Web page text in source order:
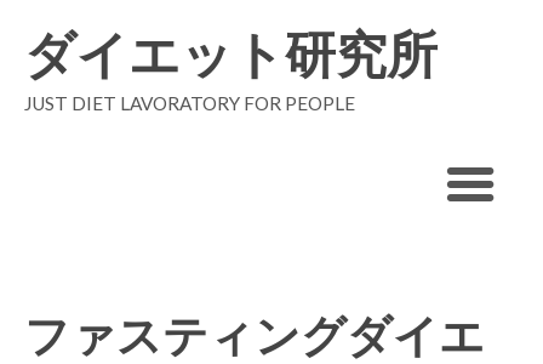
ダイエット研究所
JUST DIET LAVORATORY FOR PEOPLE
ファスティングダイエ